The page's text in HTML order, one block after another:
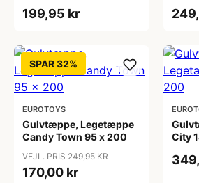
199,95 kr
SPAR 32%
EUROTOYS
Gulvtæppe, Legetæppe
Candy Town 95 x 200
VEJL. PRIS 249,95 KR
170,00 kr
City